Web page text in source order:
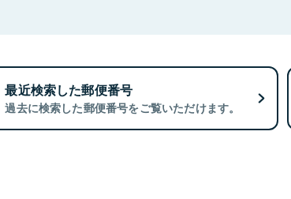
最近検索した郵便番号
過去に検索した郵便番号をご覧いただけます。